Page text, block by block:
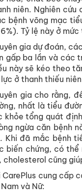
niên. Nghiên cứu
bệnh võng mạc
Tỷ lệ này ở mức
gia dự đoán, các
gấp ba lần và các
này sẽ kéo theo
lực ở thanh thiếu niên
gia cho rằng,
, nhất là tiểu
khỏe tổng quát định
ngừa căn bệnh
. Khi đã mắc bệnh
biến chứng, có thể
, cholesterol cũng
CarePlus cung cấp
Nam và Nữ: